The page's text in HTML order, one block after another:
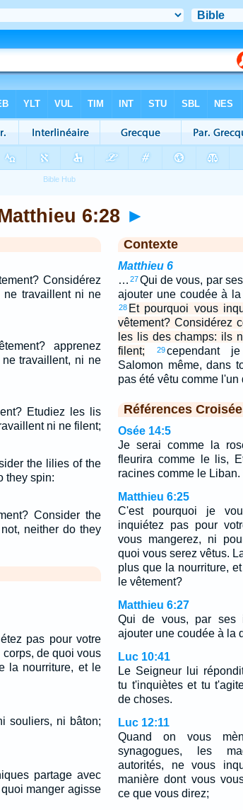
6:28 ►
Considérez
ne travaillent ni ne
apprenez
travaillent, ni ne
Etudiez les lis
ni ne filent;
the lilies of the
they spin:
Consider the
neither do they
pas pour votre
de quoi vous
la nourriture, et le
souliers, ni bâton;
partage avec
manger agisse
Contexte
Matthieu 6
… 27Qui de vous, par
ajouter une coudée à
28 Et pourquoi vous
vêtement? Considérez
les lis des champs: ils
filent;
29cependant
Salomon même, dans
pas été vêtu comme
Références
Osée 14:5
Je serai comme la
fleurira comme le lis,
racines comme le Liban.
Matthieu 6:25
C'est pourquoi je
inquiétez pas pour
vous mangerez, ni
quoi vous serez vêtus.
plus que la nourriture,
le vêtement?
Matthieu 6:27
Qui de vous, par ses
ajouter une coudée à la
Luc 10:41
Le Seigneur lui
tu t'inquiètes et tu
de choses.
Luc 12:11
Quand on vous
synagogues, les
autorités, ne vous
manière dont vous
ce que vous direz;